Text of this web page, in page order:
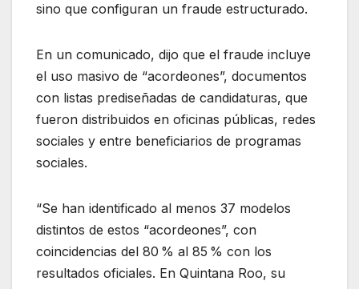
sino que configuran un fraude estructurado.
En un comunicado, dijo que el fraude incluye
el uso masivo de “acordeones”, documentos
con listas prediseñadas de candidaturas, que
fueron distribuidos en oficinas públicas, redes
sociales y entre beneficiarios de programas
sociales.
“Se han identificado al menos 37 modelos
distintos de estos “acordeones”, con
coincidencias del 80 % al 85 % con los
resultados oficiales. En Quintana Roo, su